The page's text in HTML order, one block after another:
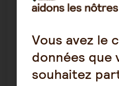
les aides Nationales (les
Départementale des
Allocation Personnalisée
Vous avez le
données que
souhaitez